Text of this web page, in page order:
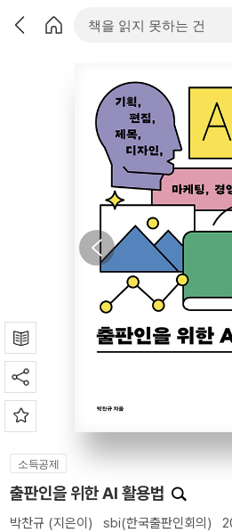
소득공제
출판인을 위한 AI 활용법
박찬규 (지은이) sbi(한국출판인회의)